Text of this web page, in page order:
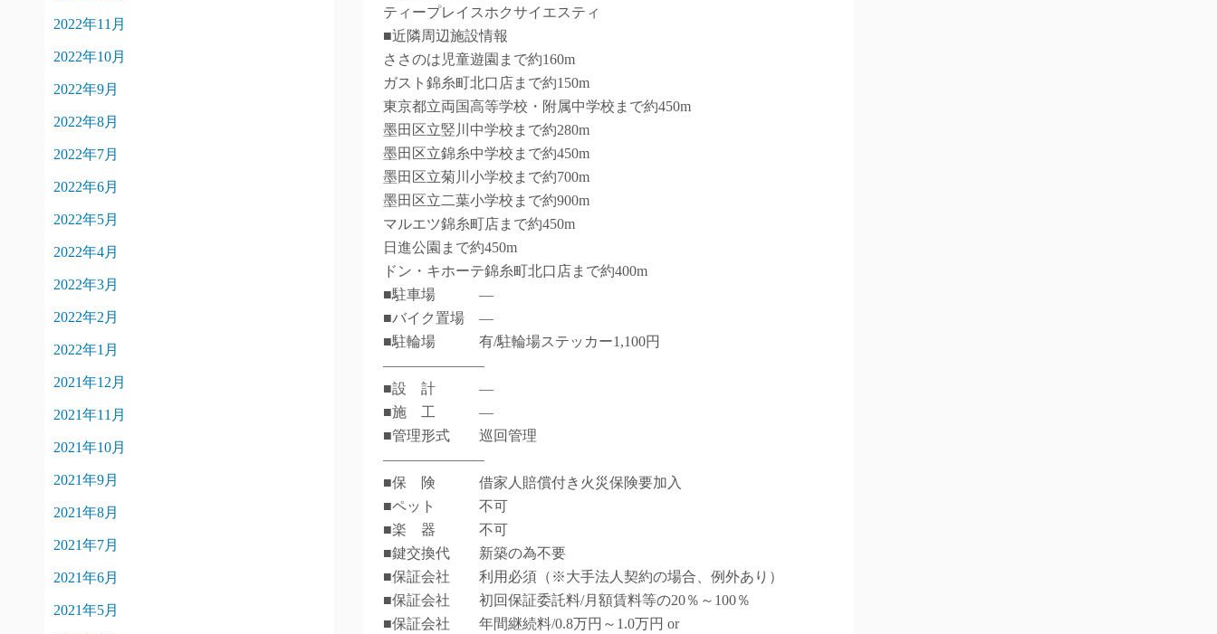
ティープレイスホクサイエスティ
■近隣周辺施設情報
ささのは児童遊園まで約160m
ガスト錦糸町北口店まで約150m
東京都立両国高等学校・附属中学校まで約450m
墨田区立竪川中学校まで約280m
墨田区立錦糸中学校まで約450m
墨田区立菊川小学校まで約700m
墨田区立二葉小学校まで約900m
マルエツ錦糸町店まで約450m
日進公園まで約450m
ドン・キホーテ錦糸町北口店まで約400m
■駐車場 ―
■バイク置場 ―
■駐輪場 有/駐輪場ステッカー1,100円
―――――――
■設 計 ―
■施 工 ―
■管理形式 巡回管理
―――――――
■保 険 借家人賠償付き火災保険要加入
■ペット 不可
■楽 器 不可
■鍵交換代 新築の為不要
■保証会社 利用必須（※大手法人契約の場合、例外あり）
■保証会社 初回保証委託料/月額賃料等の20％～100％
■保証会社 年間継続料/0.8万円～1.0万円 or
2022年11月
2022年10月
2022年9月
2022年8月
2022年7月
2022年6月
2022年5月
2022年4月
2022年3月
2022年2月
2022年1月
2021年12月
2021年11月
2021年10月
2021年9月
2021年8月
2021年7月
2021年6月
2021年5月